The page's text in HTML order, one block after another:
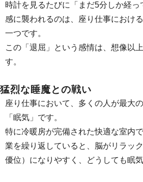
時計を見るたびに「まだ5分しか経
感に襲われるのは、座り仕事におけ
一つです。
この「退屈」という感情は、想像以
す。
猛烈な睡魔との戦い
座り仕事において、多くの人が最大
「眠気」です。
特に冷暖房が完備された快適な室内
業を繰り返していると、脳がリラッ
優位）になりやすく、どうしても眠